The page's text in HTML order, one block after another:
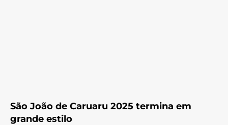
São João de Caruaru 2025 termina em
grande estilo